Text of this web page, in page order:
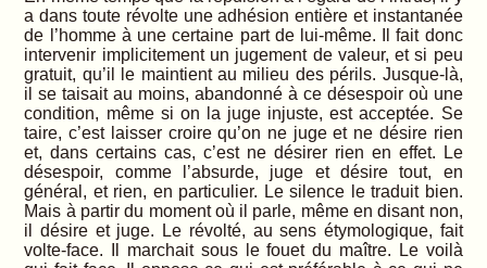
a dans toute révolte une adhésion entière et instantanée
de l’homme à une certaine part de lui-même. Il fait donc
intervenir implicitement un jugement de valeur, et si peu
gratuit, qu’il le maintient au milieu des périls. Jusque-là,
il se taisait au moins, abandonné à ce désespoir où une
condition, même si on la juge injuste, est acceptée. Se
taire, c’est laisser croire qu’on ne juge et ne désire rien
et, dans certains cas, c’est ne désirer rien en effet. Le
désespoir, comme l’absurde, juge et désire tout, en
général, et rien, en particulier. Le silence le traduit bien.
Mais à partir du moment où il parle, même en disant non,
il désire et juge. Le révolté, au sens étymologique, fait
volte-face. Il marchait sous le fouet du maître. Le voilà